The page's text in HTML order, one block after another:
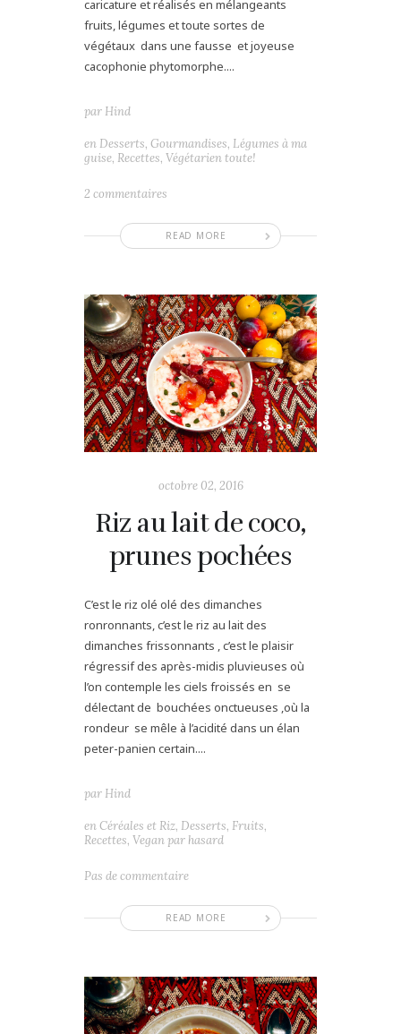
caricature et réalisés en mélangeants
fruits, légumes et toute sortes de
végétaux dans une fausse et joyeuse
cacophonie phytomorphe....
READ MORE
par Hind
en Desserts, Gourmandises, Légumes à ma
guise, Recettes, Végétarien toute!
2 commentaires
octobre 02, 2016
Riz au lait de coco,
prunes pochées
C’est le riz olé olé des dimanches
ronronnants, c’est le riz au lait des
dimanches frissonnants , c’est le plaisir
régressif des après-midis pluvieuses où
l’on contemple les ciels froissés en se
délectant de bouchées onctueuses ,où la
rondeur se mêle à l’acidité dans un élan
peter-panien certain....
READ MORE
par Hind
enCéréales et Riz, Desserts, Fruits,
Recettes, Vegan par hasard
Pas de commentaire